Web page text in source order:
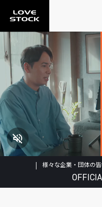
TOP
ABOUT US
SERVICE
マーケットプレイス事
EC
ECOALA
LOVE SOSO
UPDATES
コンテンツ情報 一覧
お知らせ 一覧
CONTACT
様々な企業・団体の